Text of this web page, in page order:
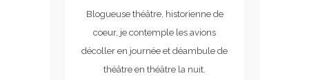
Blogueuse théâtre, historienne de
coeur, je contemple les avions
décoller en journée et déambule de
théâtre en théâtre la nuit.